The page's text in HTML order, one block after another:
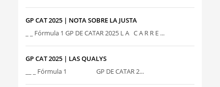
GP CAT 2025 | NOTA SOBRE LA JUSTA
_ _ Fórmula 1 GP DE CATAR 2025 L A C A R R E ...
GP CAT 2025 | LAS QUALYS
__ _ Fórmula 1 GP DE CATAR 2...